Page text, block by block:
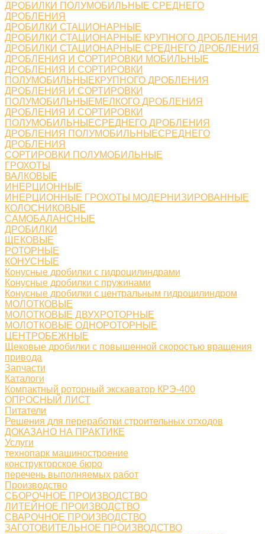
ДРОБИЛКИ ПОЛУМОБИЛЬНЫЕ СРЕДНЕГО
ДРОБЛЕНИЯ
ДРОБИЛКИ СТАЦИОНАРНЫЕ
ДРОБИЛКИ СТАЦИОНАРНЫЕ КРУПНОГО ДРОБЛЕНИЯ
ДРОБИЛКИ СТАЦИОНАРНЫЕ СРЕДНЕГО ДРОБЛЕНИЯ
ДРОБЛЕНИЯ И СОРТИРОВКИ МОБИЛЬНЫЕ
ДРОБЛЕНИЯ И СОРТИРОВКИ
ПОЛУМОБИЛЬНЫЕКРУПНОГО ДРОБЛЕНИЯ
ДРОБЛЕНИЯ И СОРТИРОВКИ
ПОЛУМОБИЛЬНЫЕМЕЛКОГО ДРОБЛЕНИЯ
ДРОБЛЕНИЯ И СОРТИРОВКИ
ПОЛУМОБИЛЬНЫЕСРЕДНЕГО ДРОБЛЕНИЯ
ДРОБЛЕНИЯ ПОЛУМОБИЛЬНЫЕСРЕДНЕГО
ДРОБЛЕНИЯ
СОРТИРОВКИ ПОЛУМОБИЛЬНЫЕ
ГРОХОТЫ
ВАЛКОВЫЕ
ИНЕРЦИОННЫЕ
ИНЕРЦИОННЫЕ ГРОХОТЫ МОДЕРНИЗИРОВАННЫЕ
КОЛОСНИКОВЫЕ
САМОБАЛАНСНЫЕ
ДРОБИЛКИ
ЩЕКОВЫЕ
РОТОРНЫЕ
КОНУСНЫЕ
Конусные дробилки с гидроцилиндрами
Конусные дробилки с пружинами
Конусные дробилки с центральным гидроцилиндром
МОЛОТКОВЫЕ
МОЛОТКОВЫЕ ДВУХРОТОРНЫЕ
МОЛОТКОВЫЕ ОДНОРОТОРНЫЕ
ЦЕНТРОБЕЖНЫЕ
Щековые дробилки с повышенной скоростью вращения
привода
Запчасти
Каталоги
Компактный роторный экскаватор КРЭ-400
ОПРОСНЫЙ ЛИСТ
Питатели
Решения для переработки строительных отходов
ДОКАЗАНО НА ПРАКТИКЕ
Услуги
технопарк машиностроение
конструкторское бюро
перечень выполняемых работ
Производство
СБОРОЧНОЕ ПРОИЗВОДСТВО
ЛИТЕЙНОЕ ПРОИЗВОДСТВО
СВАРОЧНОЕ ПРОИЗВОДСТВО
ЗАГОТОВИТЕЛЬНОЕ ПРОИЗВОДСТВО